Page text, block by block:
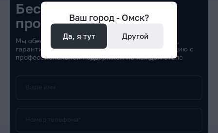
Бесплатный перенос
проекта
Мы обеспечим полный перенос вашего проекта,
гарантируя быструю и безболезненную миграцию с
профессиональной поддержкой на каждом этапе
Ваш город - Омск?
Да, я тут Другой